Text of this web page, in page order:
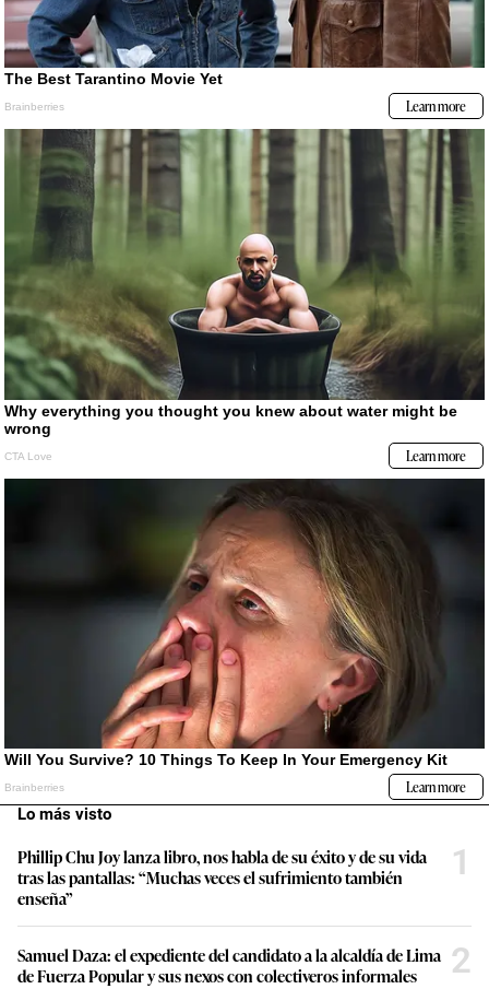
Lo más visto
Phillip Chu Joy lanza libro, nos habla de su éxito y de su vida
tras las pantallas: “Muchas veces el sufrimiento también
enseña”
1
Samuel Daza: el expediente del candidato a la alcaldía de Lima
de Fuerza Popular y sus nexos con colectiveros informales
2